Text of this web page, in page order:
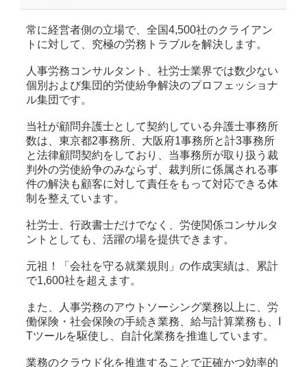
常に経営者側の立場で、全国4,500社のクライアン
トに対して、究極の労務トラブルを解決します。
人事労務コンサルタント、社労士業界では数少ない
個別および集団的労使紛争解決のプロフェッショナ
ル集団です。
当社が顧問弁護士として契約している弁護士事務所
数は、東京都2事務所、大阪府1事務所と計3事務所
と法律顧問契約をしており、当事務所が取り扱う裁
判外の労使紛争のみならず、裁判所に係属される事
件の解決も顧客に対して責任をもって対応できる体
制を整えています。
社労士、行政書士だけでなく、労使関係コンサルタ
ントとしても、活躍の場を提供できます。
元祖！「会社を守る就業規則」の作成実績は、累計
で1,600社を超えます。
また、人事労務のアウトソーシング業務以上に、労
働保険・社会保険の手続き業務、給与計算業務も、I
Tツールを駆使し、自計化業務を推進しています。
業務のクラウド化を推進することで正確かつ効率的